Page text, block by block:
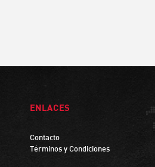
ENLACES
Contacto
Términos y Condiciones